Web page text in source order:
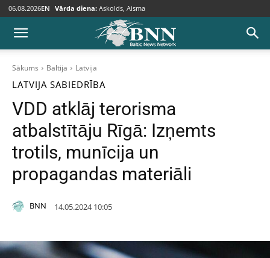
06.08.2026EN Vārda diena: Askolds, Aisma
Sākums Baltija Latvija
LATVIJA SABIEDRĪBA
VDD atklāj terorisma
atbalstītāju Rīgā: Izņemts
trotils, munīcija un
propagandas materiāli
BNN 14.05.2024 10:05